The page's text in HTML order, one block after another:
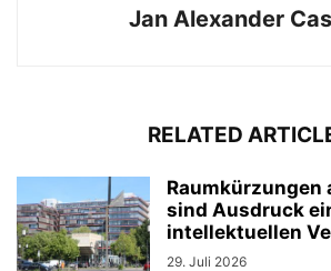
Jan Alexander
RELATED
Raumkürzungen
sind Ausdruck
intellektuellen
29. Juli 2026